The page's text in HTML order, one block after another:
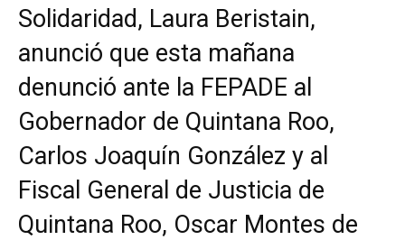
Solidaridad, Laura Beristain,
anunció que esta mañana
denunció ante la FEPADE al
Gobernador de Quintana Roo,
Carlos Joaquín González y al
Fiscal General de Justicia de
Quintana Roo, Oscar Montes de